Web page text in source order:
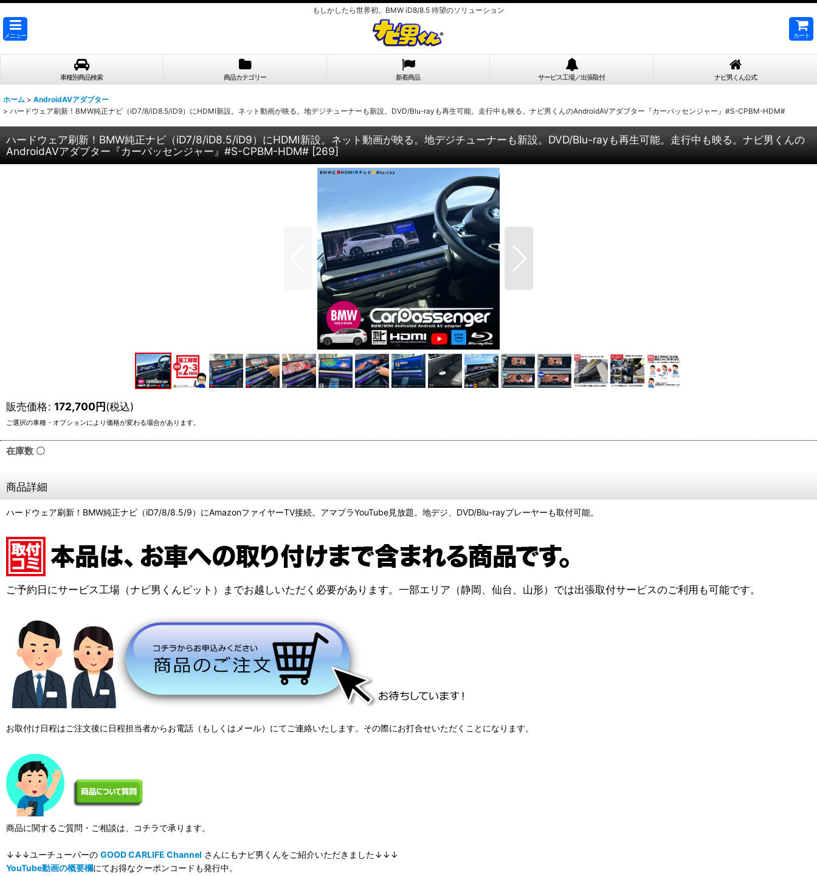
もしかしたら世界初。BMW iD8/8.5 待望のソリューション
メニュー カート
車種別商品検索 商品カテゴリー 新着商品 サービス工場／出張取付 ナビ男くん公式
ホーム > AndroidAVアダプター
> ハードウェア刷新！BMW純正ナビ（iD7/8/iD8.5/iD9）にHDMI新設。ネット動画が映る。地デジチューナーも新設。DVD/Blu-rayも再生可能。走行中も映る。ナビ男くんのAndroidAVアダプター『カーパッセンジャー』#S-CPBM-HDM#
ハードウェア刷新！BMW純正ナビ（iD7/8/iD8.5/iD9）にHDMI新設。ネット動画が映る。地デジチューナーも新設。DVD/Blu-rayも再生可能。走行中も映る。ナビ男くんの
AndroidAVアダプター『カーパッセンジャー』#S-CPBM-HDM# [269]
販売価格: 172,700円(税込)
在庫数 〇
商品詳細
ハードウェア刷新！BMW純正ナビ（iD7/8/8.5/9）にAmazonファイヤーTV接続。アマプラYouTube見放題。地デジ、DVD/Blu-rayプレーヤーも取付可能。
ご予約日にサービス工場（ナビ男くんピット）までお越しいただく必要があります。一部エリア（静岡、仙台、山形）では出張取付サービスのご利用も可能です。
お取付け日程はご注文後に日程担当者からお電話（もしくはメール）にてご連絡いたします。その際にお打合せいただくことになります。
商品に関するご質問・ご相談は、コチラで承ります。
↓↓↓ユーチューバーの GOOD CARLIFE Channel さんにもナビ男くんをご紹介いただきました↓↓↓
YouTube動画の概要欄にてお得なクーポンコードも発行中。